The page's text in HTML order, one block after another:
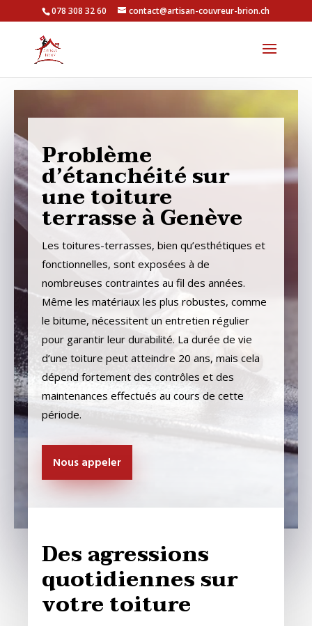
078 308 32 60 contact@artisan-couvreur-brion.ch
Problème
d’étanchéité sur
une toiture
terrasse à Genève
Les toitures-terrasses, bien qu’esthétiques et
fonctionnelles, sont exposées à de
nombreuses contraintes au fil des années.
Même les matériaux les plus robustes, comme
le bitume, nécessitent un entretien régulier
pour garantir leur durabilité. La durée de vie
d’une toiture peut atteindre 20 ans, mais cela
dépend fortement des contrôles et des
maintenances effectués au cours de cette
période.
Nous appeler
Des agressions
quotidiennes sur
votre toiture